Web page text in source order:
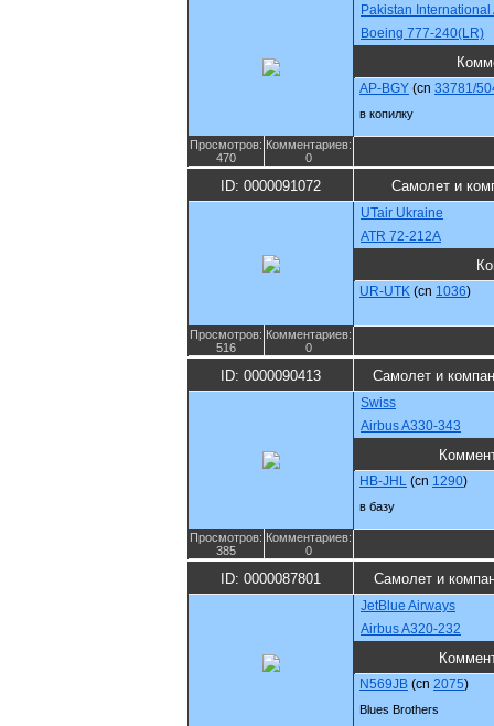
Pakistan
Boeing 777-240(LR)
AP-BGY (cn 33781/
в копилку
Просмотров:
470
Комментариев:
0
ID: 0000091072 Самолет и
UTair Ukraine
ATR 72-212A
UR-UTK (cn 1036)
Просмотров:
516
Комментариев:
0
ID: 0000090413 Самолет и
Swiss
Airbus A330-343
HB-JHL (cn 1290)
в базу
Просмотров:
385
Комментариев:
0
ID: 0000087801 Самолет и
JetBlue Airways
Airbus A320-232
N569JB (cn 2075)
Blues Brothers